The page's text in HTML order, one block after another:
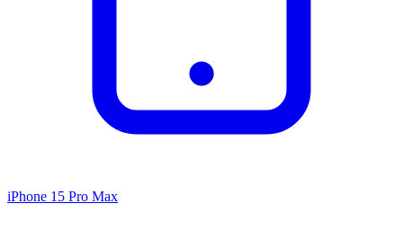
iPhone 15 Pro Max